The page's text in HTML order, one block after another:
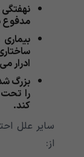
مدفوع
ادرار
بزرگ
را تحت
کند.
سایر علل
از: